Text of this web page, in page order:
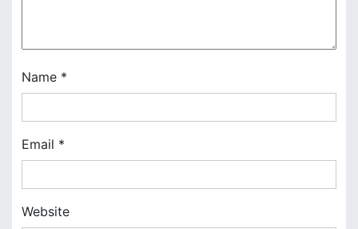
o
n
Name *
Email *
Website